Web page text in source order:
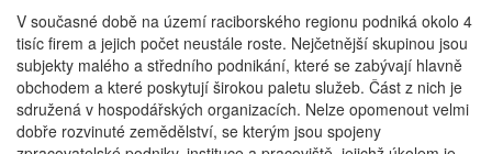
V současné době na území raciborského regionu podniká okolo 4
tisíc firem a jejich počet neustále roste. Nejčetnější skupinou jsou
subjekty malého a středního podnikání, které se zabývají hlavně
obchodem a které poskytují širokou paletu služeb. Část z nich je
sdružená v hospodářských organizacích. Nelze opomenout velmi
dobře rozvinuté zemědělství, se kterým jsou spojeny